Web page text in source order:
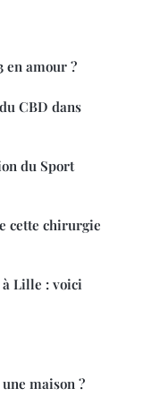
en amour ?
CBD dans
du Sport
cette chirurgie
à Lille : voici
maison ?